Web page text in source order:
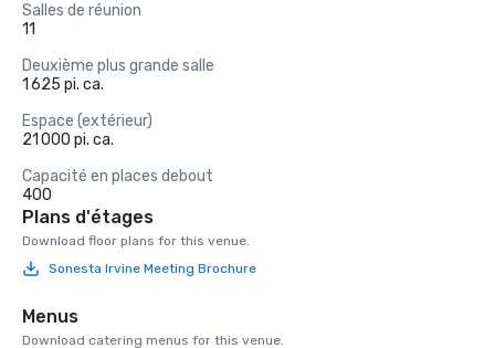
Salles de réunion
11
Deuxième plus grande salle
1 625 pi. ca.
Espace (extérieur)
21 000 pi. ca.
Capacité en places debout
400
Plans d'étages
Download floor plans for this venue.
Sonesta Irvine Meeting Brochure
Menus
Download catering menus for this venue.